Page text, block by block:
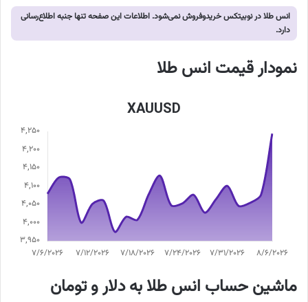
انس طلا در نوبیتکس خریدوفروش نمی‌شود. اطلاعات این صفحه تنها جنبه اطلاع‌رسانی
دارد.
نمودار قیمت انس طلا
XAUUSD
ماشین حساب انس طلا به دلار و تومان